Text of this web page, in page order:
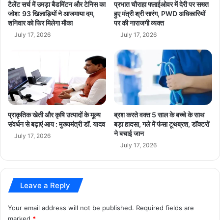
स्तरीय वॉव अवार्ड भी मिला है। यही नहीं प्रतिष्ठित ईमैक्स ग्लोबल अवार्ड
भी विक्रमोत्सव को प्राप्त हुआ है।
उत्तर प्रदेश के मुख्यमंत्री योगी आदित्यनाथ ने विक्रमादित्य महानाट्य मंचन
को यादगार क्षण बताया। उन्होंने कहा कि प्रधानमंत्री श्री मोदी के “एक
भारत-श्रेष्ठ भारत” के भाव को साकार करते हुए मध्यप्रदेश के मुख्यमंत्री
डॉ. यादव ने बाबा विश्वनाथ की इस धरा को बाबा महाकाल की धरा से
नाट्य मंचन के माध्यम से जोड़ने का विशिष्ट कार्य किया है। श्री योगी ने
भाइयों की जोड़ी का जिक्र करते हुए कहा कि सम्राट विक्रमादित्य और
राजा भरथरी की जोड़ी का उल्लेख है। महाराजा ने नाथ संप्रदाय में दीक्षा
लेकर काशी की भूमि और चुनार के किले में साधना की थी। सम्राट
थी और महाराज लव के बाद सबसे पहले भगवान श्री राम के मंदिर का
पर्याय थे।
:
मु
ख्य
या
द
व
टैलेंट सर्च में उमड़ा बैडमिंटन और टेनिस का
जोश: 93 खिलाड़ियों ने आजमाया दम,
शनिवार को फिर मिलेगा मौका
July 17, 2026
प्रभात चौराहा फ्लाईओवर में देरी पर सख्त
हुए मंत्री श्री सारंग, PWD अधिकारियों
पर की नाराजगी व्यक्त
July 17, 2026
प्राकृतिक खेती और कृषि उत्पादों के मूल्य
संवर्धन से बढ़ाएं आय : मुख्यमंत्री डॉ. यादव
July 17, 2026
ब्रश करते वक्त 5 साल के बच्चे के साथ
बड़ा हादसा, गले में फंसा टूथब्रश, डॉक्टरों
ने बचाई जान
July 17, 2026
Leave a Reply
Your email address will not be published. Required fields are